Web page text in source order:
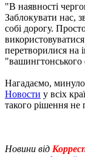
"В наявності
Заблокувати нас,
собі дорогу.
перетворилися на
Нагадаємо,
Новости у всіх
такого рішення не
Новини від